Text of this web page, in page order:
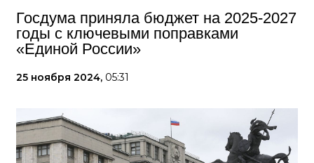
Госдума приняла бюджет на 2025-2027
годы с ключевыми поправками
«Единой России»
25 ноября 2024, 05:31